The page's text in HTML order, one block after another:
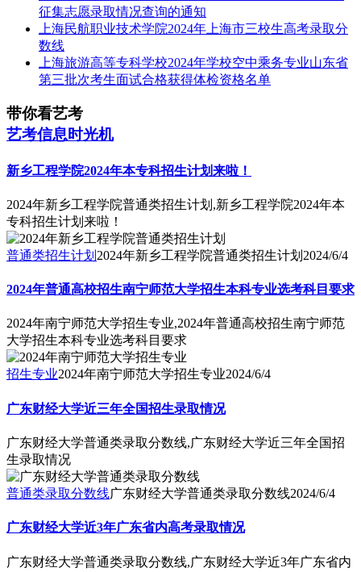
征集志愿录取情况查询的通知
上海民航职业技术学院2024年上海市三校生高考录取分
数线
上海旅游高等专科学校2024年学校空中乘务专业山东省
第三批次考生面试合格获得体检资格名单
带你看艺考
艺考信息时光机
新乡工程学院2024年本专科招生计划来啦！
2024年新乡工程学院普通类招生计划,新乡工程学院2024年本
专科招生计划来啦！
普通类招生计划 2024年新乡工程学院普通类招生计划 2024/6/4
2024年普通高校招生南宁师范大学招生本科专业选考科目要求
2024年南宁师范大学招生专业,2024年普通高校招生南宁师范
大学招生本科专业选考科目要求
招生专业2024年南宁师范大学招生专业2024/6/4
广东财经大学近三年全国招生录取情况
广东财经大学普通类录取分数线,广东财经大学近三年全国招
生录取情况
普通类录取分数线广东财经大学普通类录取分数线2024/6/4
广东财经大学近3年广东省内高考录取情况
广东财经大学普通类录取分数线,广东财经大学近3年广东省内